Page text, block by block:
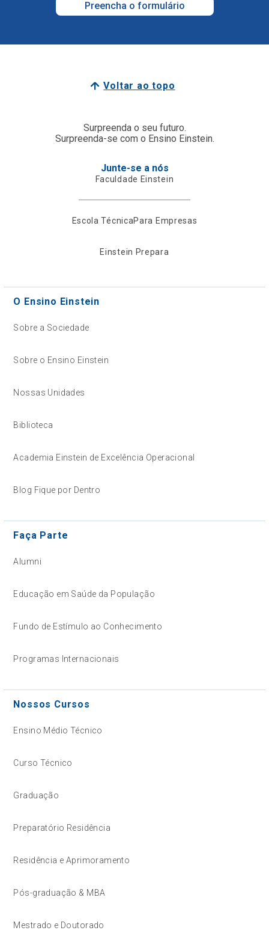
Preencha o formulário
Voltar ao topo
Surpreenda o seu futuro.
Surpreenda-se com o Ensino Einstein.
Junte-se a nós
Faculdade Einstein
Escola TécnicaPara Empresas
Einstein Prepara
O Ensino Einstein
Sobre a Sociedade
Sobre o Ensino Einstein
Nossas Unidades
Biblioteca
Academia Einstein de Excelência Operacional
Blog Fique por Dentro
Faça Parte
Alumni
Educação em Saúde da População
Fundo de Estímulo ao Conhecimento
Programas Internacionais
Nossos Cursos
Ensino Médio Técnico
Curso Técnico
Graduação
Preparatório Residência
Residência e Aprimoramento
Pós-graduação & MBA
Mestrado e Doutorado